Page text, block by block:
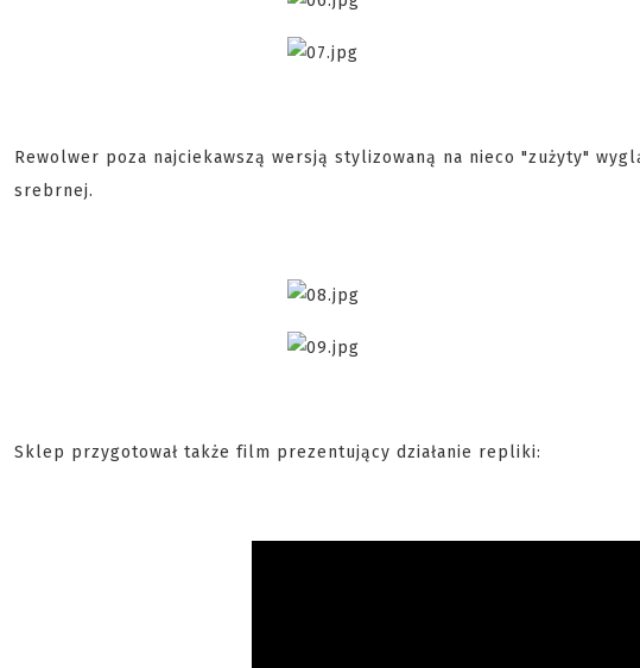
Rewolwer poza najciekawszą wersją stylizowaną na nieco "zużyty"
srebrnej.
Sklep przygotował także film prezentujący działanie repliki: